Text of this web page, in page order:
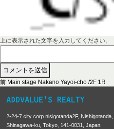
上に表示された文字を入力してください。
投
稿
ビ
前 前
投
:
Main stage Nakano Yayoi-cho /2F 1R
2-24-7 city corp nisigotanda2F, Nishigotanda,
Shinagawa-ku, Tokyo, 141-0031, Japan